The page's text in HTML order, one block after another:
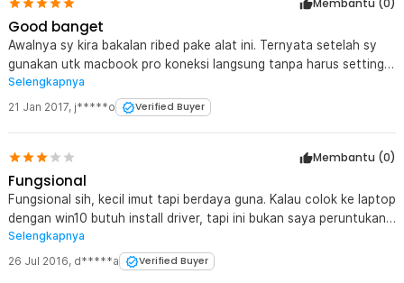
Membantu (0)
Good banget
Awalnya sy kira bakalan ribed pake alat ini. Ternyata setelah sy
gunakan utk macbook pro koneksi langsung tanpa harus setting2,
bahkan port usb nya tdk ada masalah utk d pake hardisk 1 Tera,
tambah colok iphone utk transver video n foto. Sangat
membantu dalam pekerjaan Thanks jaknote ini barang murah dan
Selengkapnya
21 Jan 2017, j*****o Verified Buyer
Membantu (0)
Fungsional
Fungsional sih, kecil imut tapi berdaya guna. Kalau colok ke laptop
dengan win10 butuh install driver, tapi ini bukan saya peruntukan
utk laptop tapi saya pasangkan ke chuwi hi10 ultimate. Hasilnya
colok lsg jalan alias plug n play tanpa install driver tambahan. Yg
sangat di sayangkan sih keterangannya 10/100Mbps tapi
Selengkapnya
26 Jul 2016, d*****a Verified Buyer